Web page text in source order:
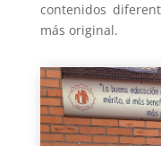
contenidos
más original.